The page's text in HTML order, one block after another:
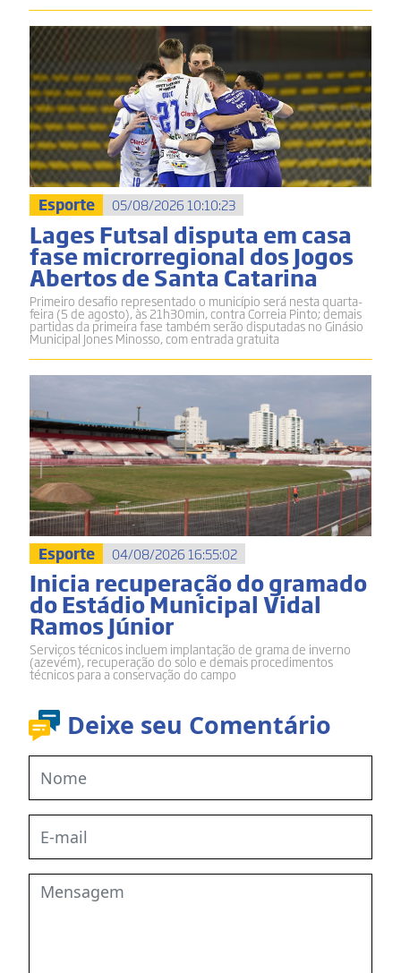
Deixe seu Comentário
Esporte 05/08/2026 10:10:23
Lages Futsal disputa em casa
fase microrregional dos Jogos
Abertos de Santa Catarina
Primeiro desafio representado o município será nesta quarta-
feira (5 de agosto), às 21h30min, contra Correia Pinto; demais
partidas da primeira fase também serão disputadas no Ginásio
Municipal Jones Minosso, com entrada gratuita
Esporte 04/08/2026 16:55:02
Inicia recuperação do gramado
do Estádio Municipal Vidal
Ramos Júnior
Serviços técnicos incluem implantação de grama de inverno
(azevém), recuperação do solo e demais procedimentos
técnicos para a conservação do campo